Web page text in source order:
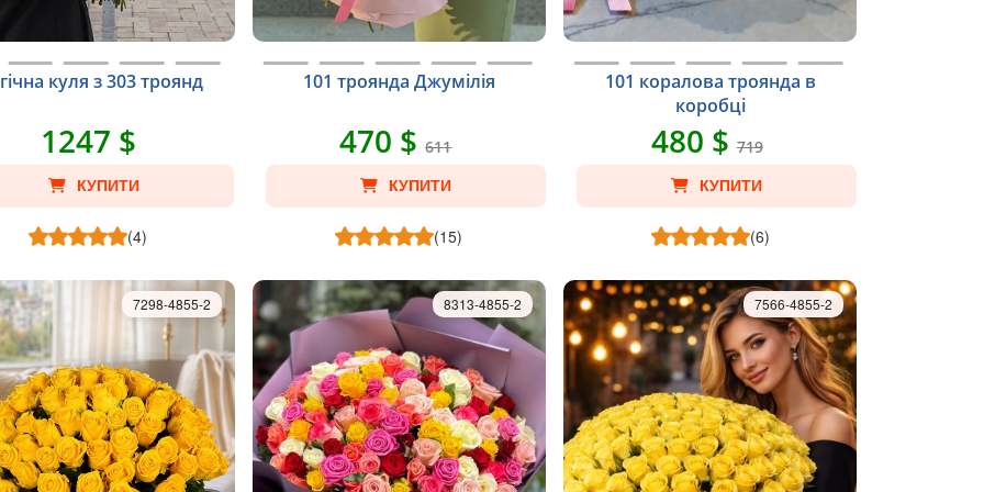
куля з 303 троянд
1247 $
КУПИТИ
(4)
101 троянда Джумілія
470 $611
КУПИТИ
(15)
101 коралова троянда в
коробці
480 $719
КУПИТИ
(6)
7298-4855-2 8313-4855-2 7566-4855-2